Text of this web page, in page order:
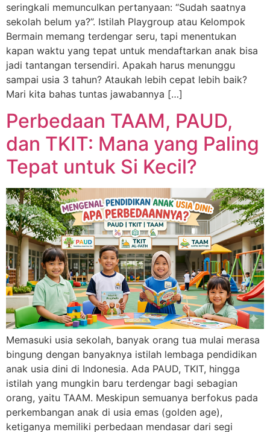
seringkali memunculkan pertanyaan: “Sudah saatnya
sekolah belum ya?”. Istilah Playgroup atau Kelompok
Bermain memang terdengar seru, tapi menentukan
kapan waktu yang tepat untuk mendaftarkan anak bisa
jadi tantangan tersendiri. Apakah harus menunggu
sampai usia 3 tahun? Ataukah lebih cepat lebih baik?
Mari kita bahas tuntas jawabannya […]
Perbedaan TAAM, PAUD,
dan TKIT: Mana yang Paling
Tepat untuk Si Kecil?
Memasuki usia sekolah, banyak orang tua mulai merasa
bingung dengan banyaknya istilah lembaga pendidikan
anak usia dini di Indonesia. Ada PAUD, TKIT, hingga
istilah yang mungkin baru terdengar bagi sebagian
orang, yaitu TAAM. Meskipun semuanya berfokus pada
perkembangan anak di usia emas (golden age),
ketiganya memiliki perbedaan mendasar dari segi